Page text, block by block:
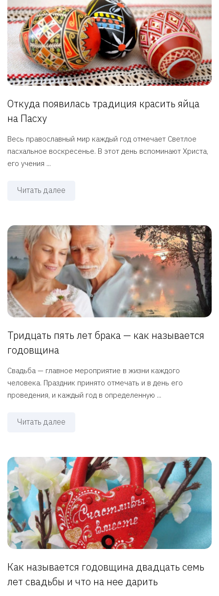
Откуда появилась традиция красить яйца
на Пасху
Весь православный мир каждый год отмечает Светлое
пасхальное воскресенье. В этот день вспоминают Христа,
его учения ...
Читать далее
Тридцать пять лет брака — как называется
годовщина
Свадьба — главное мероприятие в жизни каждого
человека. Праздник принято отмечать и в день его
проведения, и каждый год в определенную ...
Читать далее
Как называется годовщина двадцать семь
лет свадьбы и что на нее дарить